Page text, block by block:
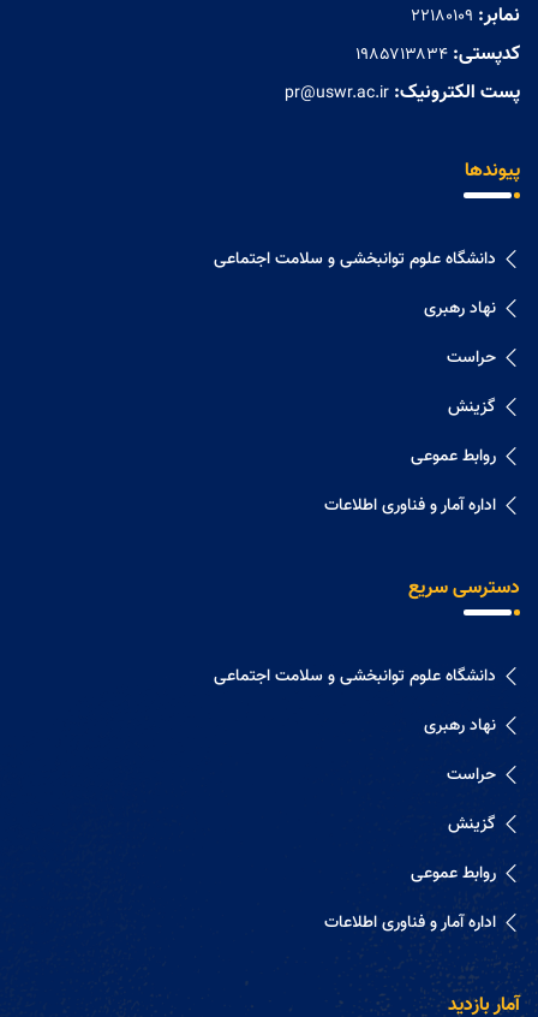
نمابر: ۲۲۱۸۰۱۰۹
کدپستی: ۱۹۸۵۷۱۳۸۳۴
پست الکترونیک: pr@uswr.ac.ir
پیوندها
دانشگاه علوم توانبخشی و سلامت اجتماعی
نهاد رهبری
حراست
گزینش
روابط عموعی
اداره آمار و فناوری اطلاعات
دسترسی سریع
دانشگاه علوم توانبخشی و سلامت اجتماعی
نهاد رهبری
حراست
گزینش
روابط عموعی
اداره آمار و فناوری اطلاعات
آمار بازدید